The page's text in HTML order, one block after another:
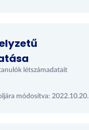
létszámadatait
módosítva: 2022.10.20.